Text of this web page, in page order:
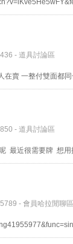
- 道具討論區
賣 一整付雙面都
- 道具討論區
最近很需要牌 想用
- 會員哈拉閒聊區